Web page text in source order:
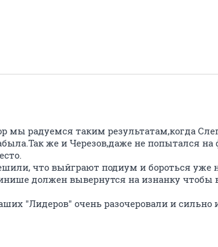
мы радуемся таким результатам,когда
же и Черезов,даже не попытался
что выйграют подиум и бороться уже
должен вывернутся на изнанку чтобы
"Лидеров" очень разочеровали и сильно